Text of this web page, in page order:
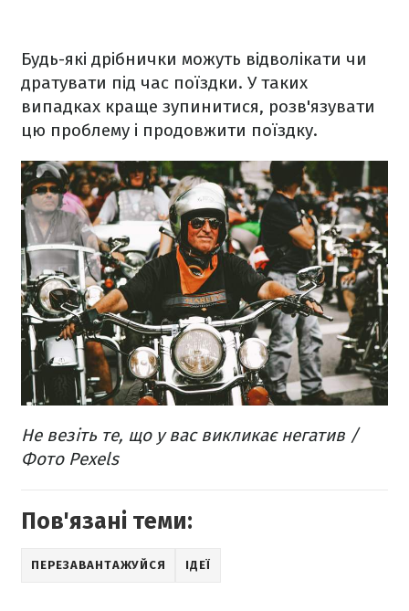
Будь-які дрібнички можуть відволікати чи
дратувати під час поїздки. У таких
випадках краще зупинитися, розв'язувати
цю проблему і продовжити поїздку.
Не везіть те, що у вас викликає негатив /
Фото Pexels
Пов'язані теми:
ПЕРЕЗАВАНТАЖУЙСЯ ІДЕЇ